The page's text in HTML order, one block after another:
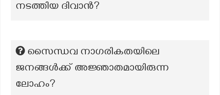
നടത്തിയ ദിവാൻ?
സൈന്ധവ നാഗരികതയിലെ
ജനങ്ങൾക്ക് അജ്ഞാതമായിരുന്ന
ലോഹം?